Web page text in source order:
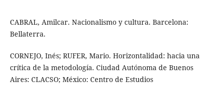
CABRAL, Amilcar. Nacionalismo y cultura. Barcelona:
Bellaterra.
CORNEJO, Inés; RUFER, Mario. Horizontalidad: hacia una
crítica de la metodología. Ciudad Autónoma de Buenos
Aires: CLACSO; México: Centro de Estudios